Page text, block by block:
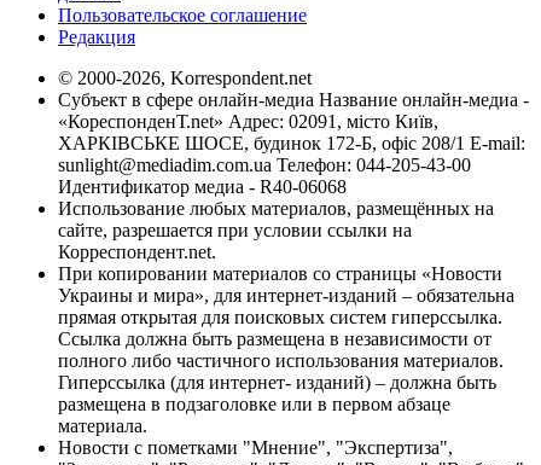
Пользовательское соглашение
Редакция
© 2000-2026, Korrespondent.net
Субъект в сфере онлайн-медиа Название онлайн-медиа -
«КореспонденТ.net» Адрес: 02091, місто Київ,
ХАРКІВСЬКЕ ШОСЕ, будинок 172-Б, офіс 208/1 E-mail:
sunlight@mediadim.com.ua Телефон: 044-205-43-00
Идентификатор медиа - R40-06068
Использование любых материалов, размещённых на
сайте, разрешается при условии ссылки на
Корреспондент.net.
При копировании материалов со страницы «Новости
Украины и мира», для интернет-изданий – обязательна
прямая открытая для поисковых систем гиперссылка.
Ссылка должна быть размещена в независимости от
полного либо частичного использования материалов.
Гиперссылка (для интернет- изданий) – должна быть
размещена в подзаголовке или в первом абзаце
материала.
Новости с пометками "Мнение", "Экспертиза",